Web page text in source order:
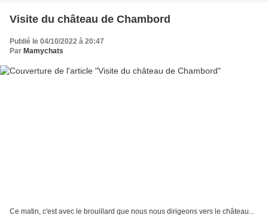
Visite du château de Chambord
Publié le 04/10/2022 à 20:47
Par Mamychats
Ce matin, c'est avec le brouillard que nous nous dirigeons vers le château...